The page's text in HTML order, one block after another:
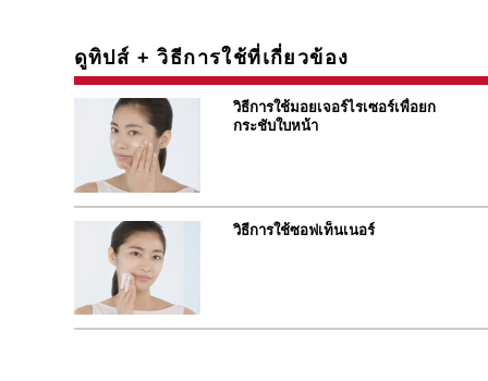
ดูทิปส์ + วิธีการใช้ที่เกี่ยวข้อง
วิธีการใช้มอยเจอร์ไรเซอร์เพื่อยก
กระชับใบหน้า
วิธีการใช้ซอฟเท็นเนอร์